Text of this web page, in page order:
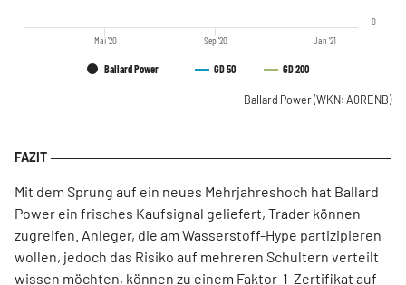
Ballard Power GD 50 GD 200
Jan '21
Mai '20 Sep '20
0
Ballard Power(WKN: A0RENB)
Mit dem Sprung auf ein neues Mehrjahreshoch hat Ballard
Power ein frisches Kaufsignal geliefert, Trader können
zugreifen. Anleger, die am Wasserstoff-Hype partizipieren
wollen, jedoch das Risiko auf mehreren Schultern verteilt
wissen möchten, können zu einem Faktor-1-Zertifikat auf